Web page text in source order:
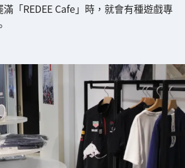
「REDEE Cafe」時，就會有種遊戲專